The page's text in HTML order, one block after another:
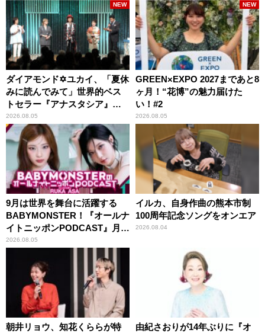
ダイアモンド✡ユカイ、「夏休
みに読んでみて」世界的ベス
トセラー『アナスタシア』を
紹介
2026.08.05
NEW
GREEN×EXPO 2027まであと8
ヶ月！“花博”の魅力届けた
い！#2
2026.08.05
NEW
9月は世界を舞台に活躍する
BABYMONSTER！『オールナ
イトニッポンPODCAST』月替
わりパーソナリティ
2026.08.05
イルカ、自身作曲の熊本市制
100周年記念ソングをオンエア
2026.08.04
朝井リョウ、知花くららが特
由紀さおりが14年ぶりに『オ